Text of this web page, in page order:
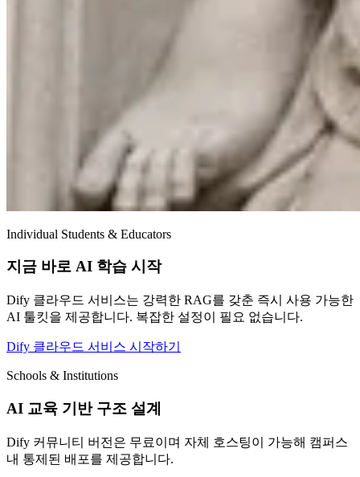
Individual Students & Educators
지금 바로 AI 학습 시작
Dify 클라우드 서비스는 강력한 RAG를 갖춘 즉시 사용 가능한
AI 툴킷을 제공합니다. 복잡한 설정이 필요 없습니다.
Dify 클라우드 서비스 시작하기
Schools & Institutions
AI 교육 기반 구조 설계
Dify 커뮤니티 버전은 무료이며 자체 호스팅이 가능해 캠퍼스
내 통제된 배포를 제공합니다.